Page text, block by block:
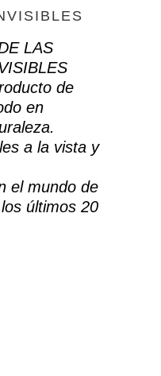
LAS
de
en
a la vista y
el mundo de
últimos 20